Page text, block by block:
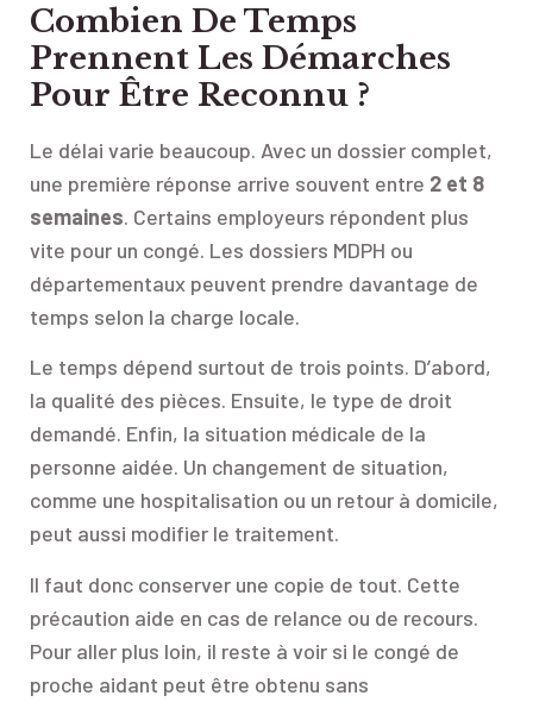
Combien De Temps
Prennent Les Démarches
Pour Être Reconnu ?
Le délai varie beaucoup. Avec un dossier complet,
une première réponse arrive souvent entre 2 et 8
semaines. Certains employeurs répondent plus
vite pour un congé. Les dossiers MDPH ou
départementaux peuvent prendre davantage de
temps selon la charge locale.
Le temps dépend surtout de trois points. D’abord,
la qualité des pièces. Ensuite, le type de droit
demandé. Enfin, la situation médicale de la
personne aidée. Un changement de situation,
comme une hospitalisation ou un retour à domicile,
peut aussi modifier le traitement.
Il faut donc conserver une copie de tout. Cette
précaution aide en cas de relance ou de recours.
Pour aller plus loin, il reste à voir si le congé de
proche aidant peut être obtenu sans